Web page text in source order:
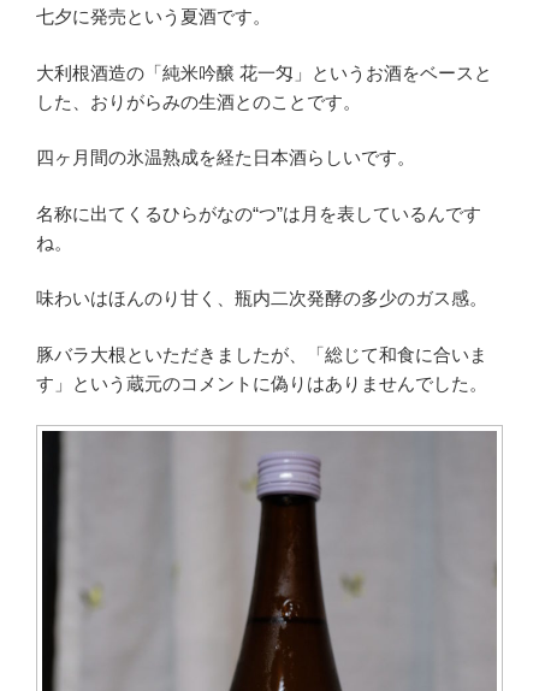
七夕に発売という夏酒です。
大利根酒造の「純米吟醸 花一匁」というお酒をベースと
した、おりがらみの生酒とのことです。
四ヶ月間の氷温熟成を経た日本酒らしいです。
名称に出てくるひらがなの“つ”は月を表しているんです
ね。
味わいはほんのり甘く、瓶内二次発酵の多少のガス感。
豚バラ大根といただきましたが、「総じて和食に合いま
す」という蔵元のコメントに偽りはありませんでした。